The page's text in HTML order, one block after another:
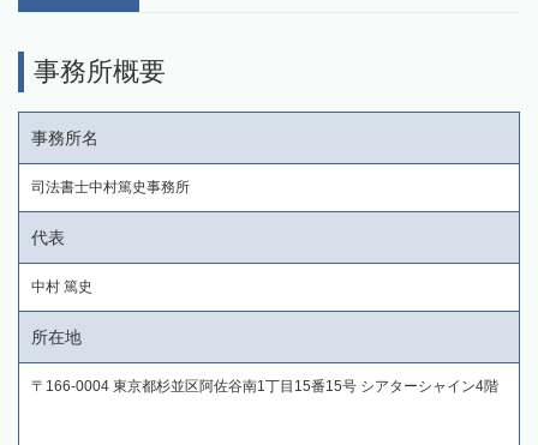
事務所概要
事務所名
司法書士中村篤史事務所
代表
中村 篤史
所在地
〒166-0004 東京都杉並区阿佐谷南1丁目15番15号 シアターシャイン4階